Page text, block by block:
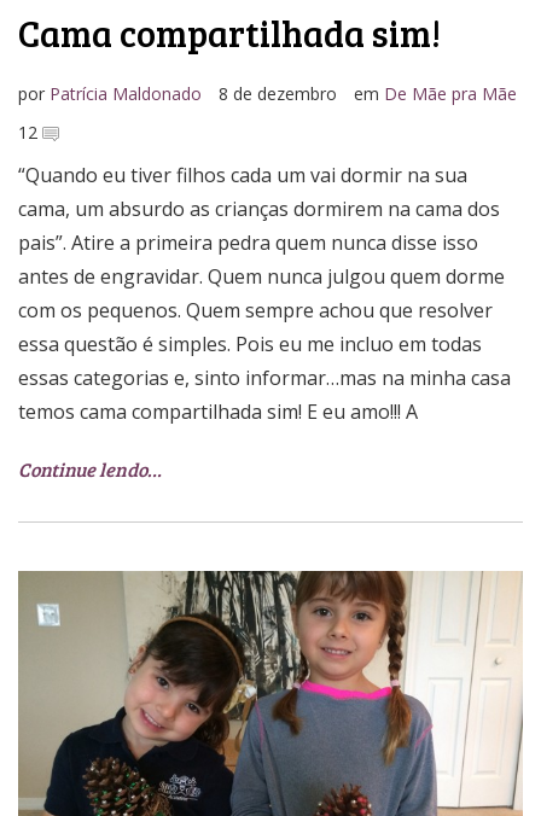
Cama compartilhada sim!
por Patrícia Maldonado 8 de dezembro em De Mãe pra Mãe
12
“Quando eu tiver filhos cada um vai dormir na sua
cama, um absurdo as crianças dormirem na cama dos
pais”. Atire a primeira pedra quem nunca disse isso
antes de engravidar. Quem nunca julgou quem dorme
com os pequenos. Quem sempre achou que resolver
essa questão é simples. Pois eu me incluo em todas
essas categorias e, sinto informar…mas na minha casa
temos cama compartilhada sim! E eu amo!!! A
Continue lendo…